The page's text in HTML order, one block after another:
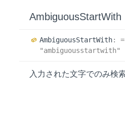
AmbiguousStartWith
AmbiguousStartWith:
=
"ambiguousstartwith"
入力された文字でのみ検